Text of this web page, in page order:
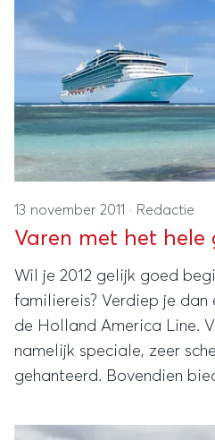
13 november 2011 · Redactie
Varen met het hele
Wil je 2012 gelijk goed
familiereis? Verdiep je dan
de Holland America Line.
namelijk speciale, zeer
gehanteerd. Bovendien
kinderen en tieners.